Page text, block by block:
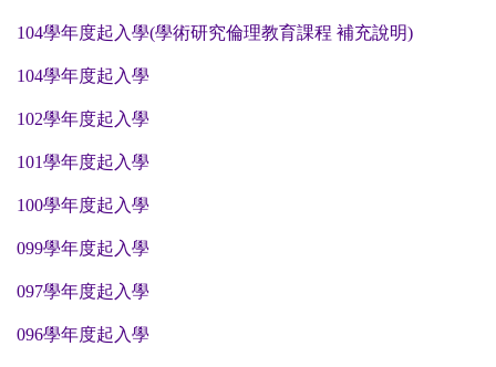
104學年度起入學(學術研究倫理教育課程 補充說明)
104學年度起入學
102學年度起入學
101學年度起入學
100學年度起入學
099學年度起入學
097學年度起入學
096學年度起入學